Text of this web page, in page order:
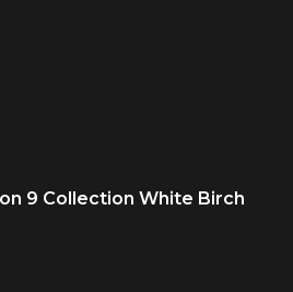
9 Collection White Birch